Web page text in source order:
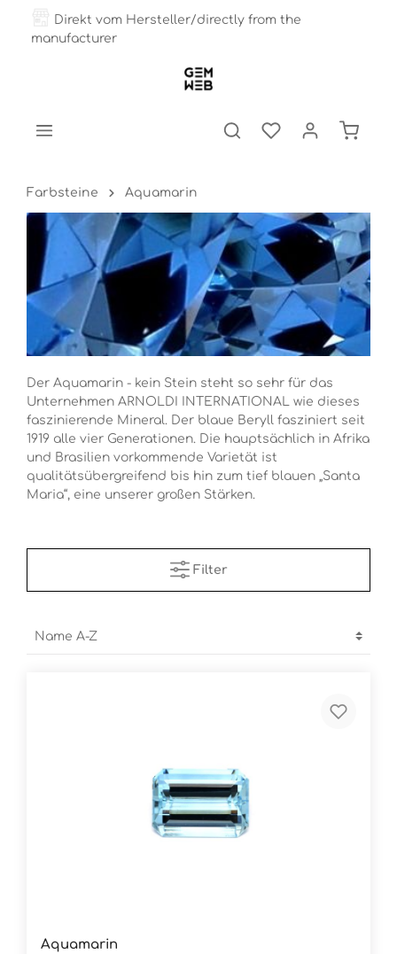
Direkt vom Hersteller/directly from the
manufacturer
Farbsteine Aquamarin
Der Aquamarin - kein Stein steht so sehr für das
Unternehmen ARNOLDI INTERNATIONAL wie dieses
faszinierende Mineral. Der blaue Beryll fasziniert seit
1919 alle vier Generationen. Die hauptsächlich in Afrika
und Brasilien vorkommende Varietät ist
qualitätsübergreifend bis hin zum tief blauen „Santa
Maria“, eine unserer großen Stärken.
Filter
Aquamarin